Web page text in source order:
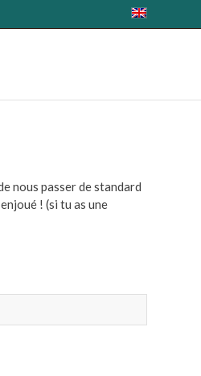
nous passer de standard
! (si tu as une